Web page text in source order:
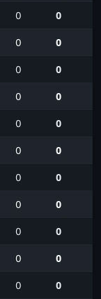
0
0
0
0
0
0
0
0
0
0
0
0
0
0
0
0
0
0
0
0
0
0